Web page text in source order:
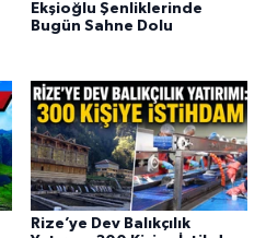
Ekşioğlu Şenliklerinde
Bugün Sahne Dolu
Rize’ye Dev Balıkçılık